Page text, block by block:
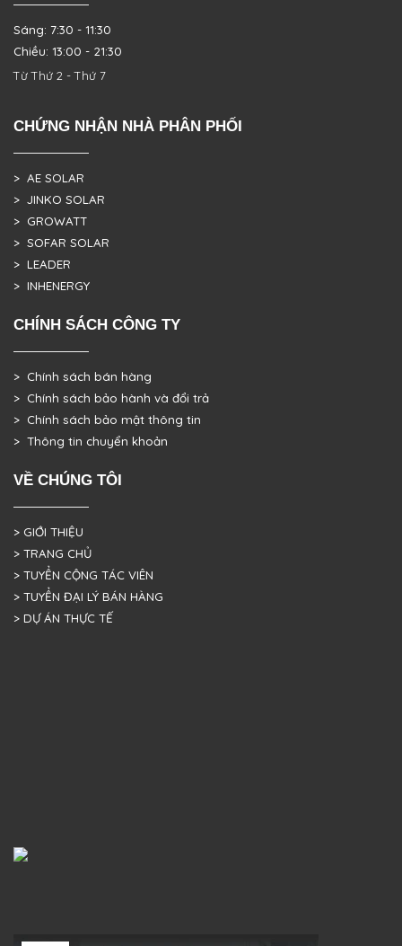
Sáng: 7:30 - 11:30
Chiều: 13:00 - 21:30
Từ Thứ 2 - Thứ 7
CHỨNG NHẬN NHÀ PHÂN PHỐI
> AE SOLAR
> JINKO SOLAR
> GROWATT
> SOFAR SOLAR
> LEADER
> INHENERGY
CHÍNH SÁCH CÔNG TY
> Chính sách bán hàng
> Chính sách bảo hành và đổi trả
> Chính sách bảo mật thông tin
> Thông tin chuyển khoản
VỀ CHÚNG TÔI
> GIỚI THIỆU
> TRANG CHỦ
> TUYỂN CỘNG TÁC VIÊN
> TUYỂN ĐẠI LÝ BÁN HÀNG
> DỰ ÁN THỰC TẾ